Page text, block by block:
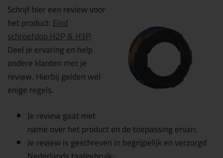
Schrijf hier een review voor
het product:Eind
schroefdop H2P & H3P.
Deel je ervaring en help
andere klanten met je
review. Hierbij gelden wel
enige regels.
Je review gaat met
name over het product en de toepassing ervan;
Je review is geschreven in begrijpelijk en verzorgd